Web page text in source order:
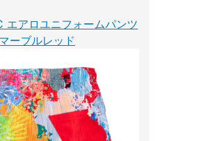
エアロユニフォームパンツ
ーブルレッド